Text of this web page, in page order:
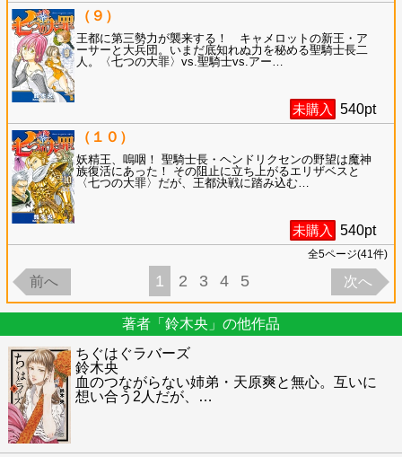
（９）
王都に第三勢力が襲来する！ キャメロットの新王・ア
ーサーと大兵団。いまだ底知れぬ力を秘める聖騎士長二
人。〈七つの大罪〉vs.聖騎士vs.アー
未購入 540pt
（１０）
妖精王、嗚咽！ 聖騎士長・ヘンドリクセンの野望は魔神
族復活にあった！ その阻止に立ち上がるエリザベスと
〈七つの大罪〉だが、王都決戦に踏み込む
未購入 540pt
全5ページ(41 件)
前へ 1 2 3 4 5 次へ
著者「鈴木央」の他作品
ちぐはぐラバーズ
鈴木央
血のつながらない姉弟・天原爽と無心。互いに
想い合う2人だが、
…